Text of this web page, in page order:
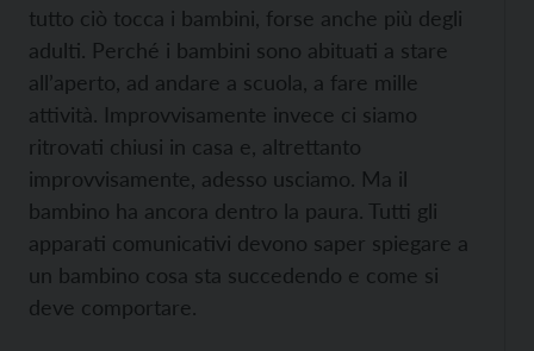
tutto ciò tocca i bambini, forse anche più degli
adulti. Perché i bambini sono abituati a stare
all’aperto, ad andare a scuola, a fare mille
attività. Improvvisamente invece ci siamo
ritrovati chiusi in casa e, altrettanto
improvvisamente, adesso usciamo. Ma il
bambino ha ancora dentro la paura. Tutti gli
apparati comunicativi devono saper spiegare a
un bambino cosa sta succedendo e come si
deve comportare.